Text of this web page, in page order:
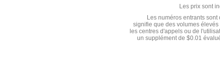
Les prix sont
Les numéros entrants
signifie que des volumes
les centres d'appels ou de
un supplément de $0.01